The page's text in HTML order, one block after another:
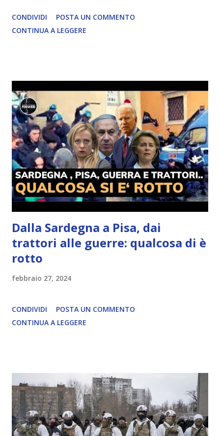
CONDIVIDI
POSTA UN COMMENTO
CONTINUA A LEGGERE
Dalla Sardegna a Pisa, dai
trattori alle guerre: qualcosa di è
rotto
febbraio 27, 2024
CONDIVIDI
POSTA UN COMMENTO
CONTINUA A LEGGERE